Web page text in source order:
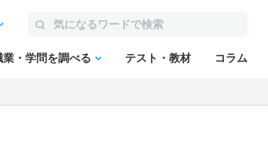
業・学問を調べる テスト・教材 コラム